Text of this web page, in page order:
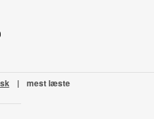
| mest læste